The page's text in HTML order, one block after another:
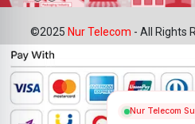
©2025 Nur Telecom - All Rights
Nur Telecom